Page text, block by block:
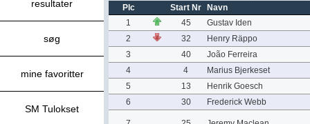
resultater
søg
mine favoritter
SM Tulokset
Plc Start Nr
Navn
1
45
Gustav Iden
2
32
Henry Räppo
3
40
João Ferreira
4
4
Marius Bjerkeset
5
13
Henrik Goesch
6
30 Frederick Webb